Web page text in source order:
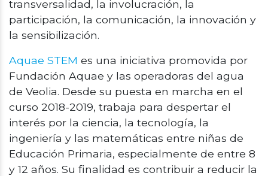
transversalidad, la involucración, la
participación, la comunicación, la innovación y
la sensibilización.
Aquae STEM es una iniciativa promovida por
Fundación Aquae y las operadoras del agua
de Veolia. Desde su puesta en marcha en el
curso 2018-2019, trabaja para despertar el
interés por la ciencia, la tecnología, la
ingeniería y las matemáticas entre niñas de
Educación Primaria, especialmente de entre 8
y 12 años. Su finalidad es contribuir a reducir la